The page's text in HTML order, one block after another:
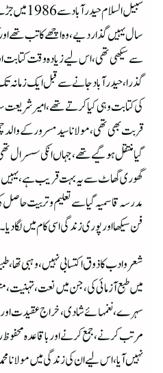
سبیل
سال یہیں گذار دیے، وہ اچھے کاتب تھے
سے سیکھی تھی، اس لیے زیادہ وقت
گذرا،حیدر آباد جانے سےقبل ایک
کی کتابت وہی کیا کرتے تھے، امیر
قربت بھی تھی، مولانا سید مسرور کے
گیا منتقل ہو گیے تھے، جہاں انکی
گھوری گھاٹ سے یہ بہت قریب ہے، یہیں
مدرسہ قاسمیہ گیا سے تعلیم وتربیت حاصل
فن سیکھا اور پوری زندگی اسی کام میں لگا دیا۔
شعر وادب کا ذوق اکتسابی نہیں، وہبی
میں طبع آزمائی کی، جن میں نعت، تہنیت،
سہرے، نغمہائے شادی، خراج عقیدت اور
مرتب کرنے، جمع کرنے اور با قاعدہ
نہیں آیا، اس لیے ان کی زندگی میں مولانا